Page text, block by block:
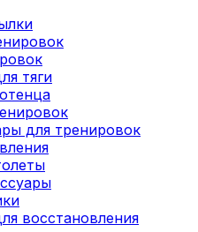
тяги
для тренировок
восстановления